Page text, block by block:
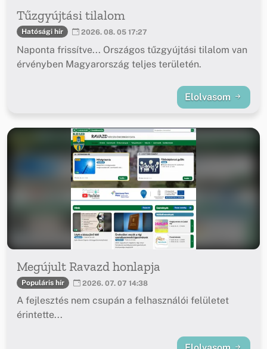
Tűzgyújtási tilalom
Hatósági hír 2026. 08. 05 17:27
Naponta frissítve... Országos tűzgyújtási tilalom van
érvényben Magyarország teljes területén.
Elolvasom
Megújult Ravazd honlapja
Populáris hír 2026. 07. 07 14:38
A fejlesztés nem csupán a felhasználói felületet
érintette...